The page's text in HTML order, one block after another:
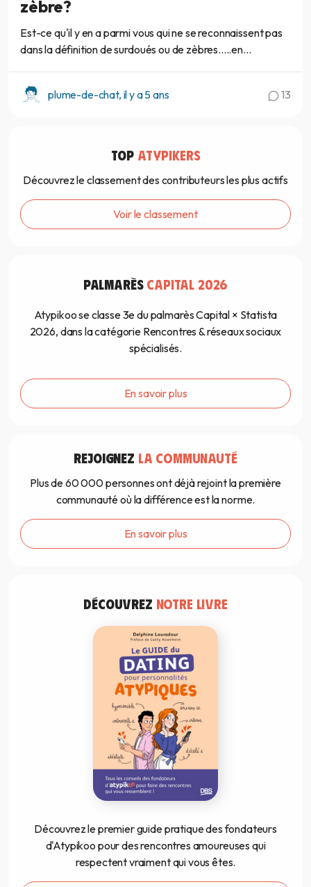
zèbre?
Est-ce qu'il y en a parmi vous qui ne se reconnaissent pas
dans la définition de surdoués ou de zèbres.....en...
plume-de-chat, il y a 5 ans 13
TOP ATYPIKERS
Découvrez le classement des contributeurs les plus actifs
Voir le classement
PALMARÈS CAPITAL 2026
Atypikoo se classe 3e du palmarès Capital × Statista
2026, dans la catégorie Rencontres & réseaux sociaux
spécialisés.
En savoir plus
REJOIGNEZ LA COMMUNAUTÉ
Plus de 60 000 personnes ont déjà rejoint la première
communauté où la différence est la norme.
En savoir plus
DÉCOUVREZ NOTRE LIVRE
Découvrez le premier guide pratique des fondateurs
d'Atypikoo pour des rencontres amoureuses qui
respectent vraiment qui vous êtes.